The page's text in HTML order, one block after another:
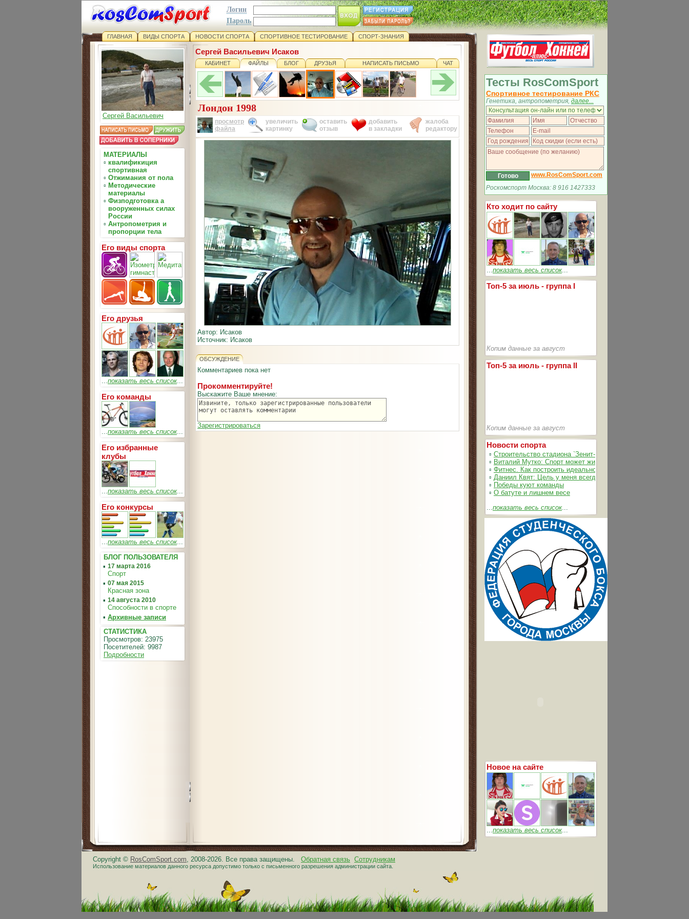
Логин
Пароль
ГЛАВНАЯ ВИДЫ СПОРТА НОВОСТИ СПОРТА СПОРТИВНОЕ ТЕСТИРОВАНИЕ СПОРТ-ЗНАНИЯ
Сергей Васильевич
МАТЕРИАЛЫ
▫ квалификиция
спортивная
▫ Отжимания от пола
▫ Методические
материалы
▫ Физподготовка а
вооруженных силах
России
▫ Антропометрия и
пропорции тела
Его виды спорта
Его друзья
...показать весь список...
Его команды
...показать весь список...
Его избранные
клубы
...показать весь список...
Его конкурсы
...показать весь список...
БЛОГ ПОЛЬЗОВАТЕЛЯ
▪ 17 марта 2016
Спорт
▪ 07 мая 2015
Красная зона
▪ 14 августа 2010
Способности в спорте
▪ Архивные записи
СТАТИСТИКА
Просмотров: 23975
Посетителей: 9987
Подробности
Сергей Васильевич Исаков
КАБИНЕТ ФАЙЛЫ БЛОГ ДРУЗЬЯ НАПИСАТЬ ПИСЬМО ЧАТ
Лондон 1998
просмотр
файла
увеличить
картинку
оставить
отзыв
добавить
в закладки
жалоба
редактору
Автор: Исаков
Источник: Исаков
ОБСУЖДЕНИЕ
Комментариев пока нет
Прокомментируйте!
Выскажите Ваше мнение:
Зарегистрироваться
Copyright © RosComSport.com, 2008-2026. Все права защищены. Обратная связь Сотрудникам
Использование материалов данного ресурса допустимо только с письменного разрешения администрации сайта.
Тесты RosComSport
Спортивное тестирование РКС
Генетика, антропометрия, далее...
www.RosComSport.com
Роскомспорт Москва: 8 916 1427333
Кто ходит по сайту
...показать весь список...
Топ-5 за июль - группа I
Копим данные за август
Топ-5 за июль - группа II
Копим данные за август
Новости спорта
▫ Строительство стадиона `Зенит-Арена` идет согласно
▫ Виталий Мутко: Спорт может жить без допинга
▫ Фитнес. Как построить идеальное тело
▫ Даниил Квят: Цель у меня всегда одна – выжимать из себя
▫ Победы куют команды
▫ О батуте и лишнем весе
...показать весь список...
Новое на сайте
...показать весь список...